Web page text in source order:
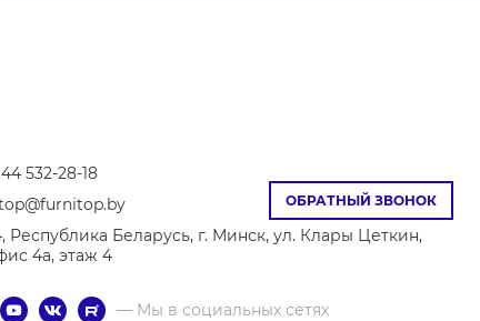
ОБРАТНЫЙ ЗВОНОК
532-28-18
Республика Беларусь, г. Минск, ул. Клары Цеткин,
4а, этаж 4
— Мы в социальных сетях